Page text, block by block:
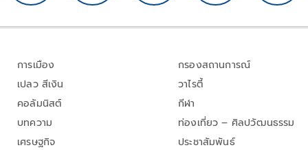
การเมือง
เปลว สีเงิน
คอลัมนิสต์
บทความ
เศรษฐกิจ
กรองสถานการณ์
วาไรตี้
กีฬา
ท่องเที่ยว – ศิลปวัฒนธรรม
ประชาสัมพันธ์